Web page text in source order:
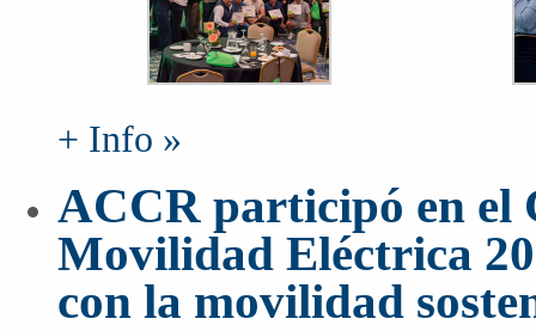
+ Info »
ACCR participó en el
Movilidad Eléctrica
con la movilidad